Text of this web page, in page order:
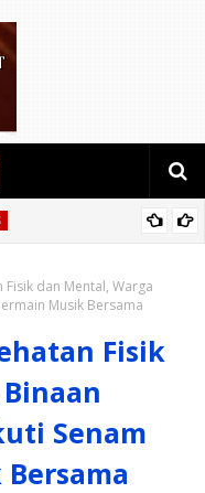
Kontrol Sosial di
Fisik dan Mental, Warga
Musik Bersama
Fisik
Senam